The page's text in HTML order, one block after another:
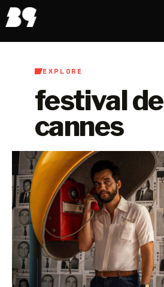
EXPLORE
festival de
cannes